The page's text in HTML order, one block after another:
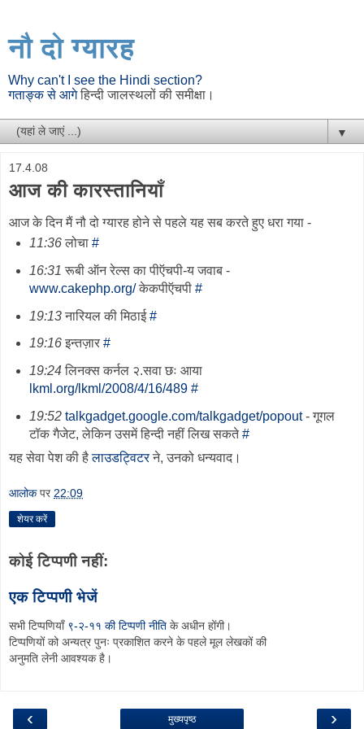
नौ दो ग्यारह
Why can't I see the Hindi section?
गताङ्क से आगेहिन्दी जालस्थलों की समीक्षा।
▼
17.4.08
आज की कारस्तानियाँ
आज के दिन मैं नौ दो ग्यारह होने से पहले यह सब करते हुए धरा गया -
11:36लोचा #
16:31 रूबी ऑन रेल्स का पीऍचपी-य जवाब -
www.cakephp.org/केकपीऍचपी #
19:13नारियल की मिठाई#
19:16इन्तज़ार #
19:24लिनक्स कर्नल २.सवा छः आया
lkml.org/lkml/2008/4/16/489 #
19:52 talkgadget.google.com/talkgadget/popout- गूगल
टॉक गैजेट, लेकिन उसमें हिन्दी नहीं लिख सकते#
यह सेवा पेश की हैलाउडट्विटरने, उनको धन्यवाद।
आलोक पर 22:09
शेयर करें
कोई टिप्पणी नहीं:
एक टिप्पणी भेजें
सभी टिप्पणियाँ ९-२-११ की टिप्पणी नीति के अधीन होंगी।
टिप्पणियों को अन्यत्र पुनः प्रकाशित करने के पहले मूल लेखकों की
अनुमति लेनी आवश्यक है।
‹ ›
मुख्यपृष्ठ